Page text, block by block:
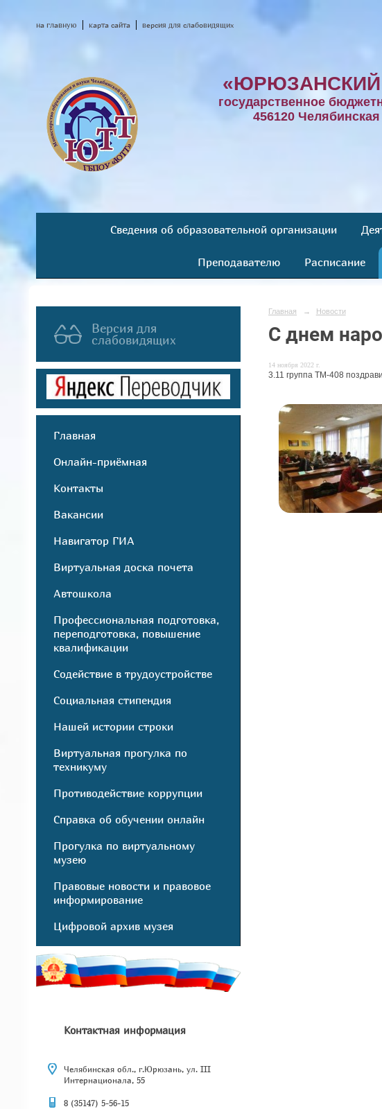
на главную карта сайта версия для слабовидящих
«ЮРЮЗАНСКИЙ
государственное
456120
Сведения об образовательной организации
Преподавателю Расписание
Версия для
слабовидящих
Главная
Онлайн-приёмная
Контакты
Вакансии
Навигатор ГИА
Виртуальная доска почета
Автошкола
Профессиональная подготовка,
переподготовка, повышение
квалификации
Содействие в трудоустройстве
Социальная стипендия
Нашей истории строки
Виртуальная прогулка по
техникуму
Противодействие коррупции
Справка об обучении онлайн
Прогулка по виртуальному
музею
Правовые новости и правовое
информирование
Цифровой архив музея
Контактная информация
Челябинская обл., г.Юрюзань, ул. III
Интернационала, 55
8 (35147) 5-56-15
Главная → Новости
С днем
14 ноября 2022 г.
3.11 группа ТМ-408